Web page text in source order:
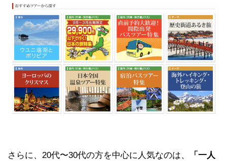
さらに、20代〜30代の方を中心に人気なのは、
「一人